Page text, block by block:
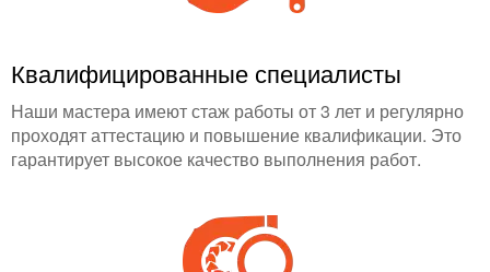
Квалифицированные специалисты
Наши мастера имеют стаж работы от 3 лет и регулярно
проходят аттестацию и повышение квалификации. Это
гарантирует высокое качество выполнения работ.